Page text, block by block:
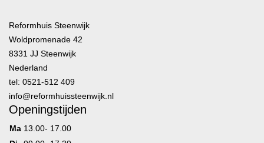
Reformhuis Steenwijk
Woldpromenade 42
8331 JJ Steenwijk
Nederland
tel: 0521-512 409
info@reformhuissteenwijk.nl
Openingstijden
Ma 13.00- 17.00